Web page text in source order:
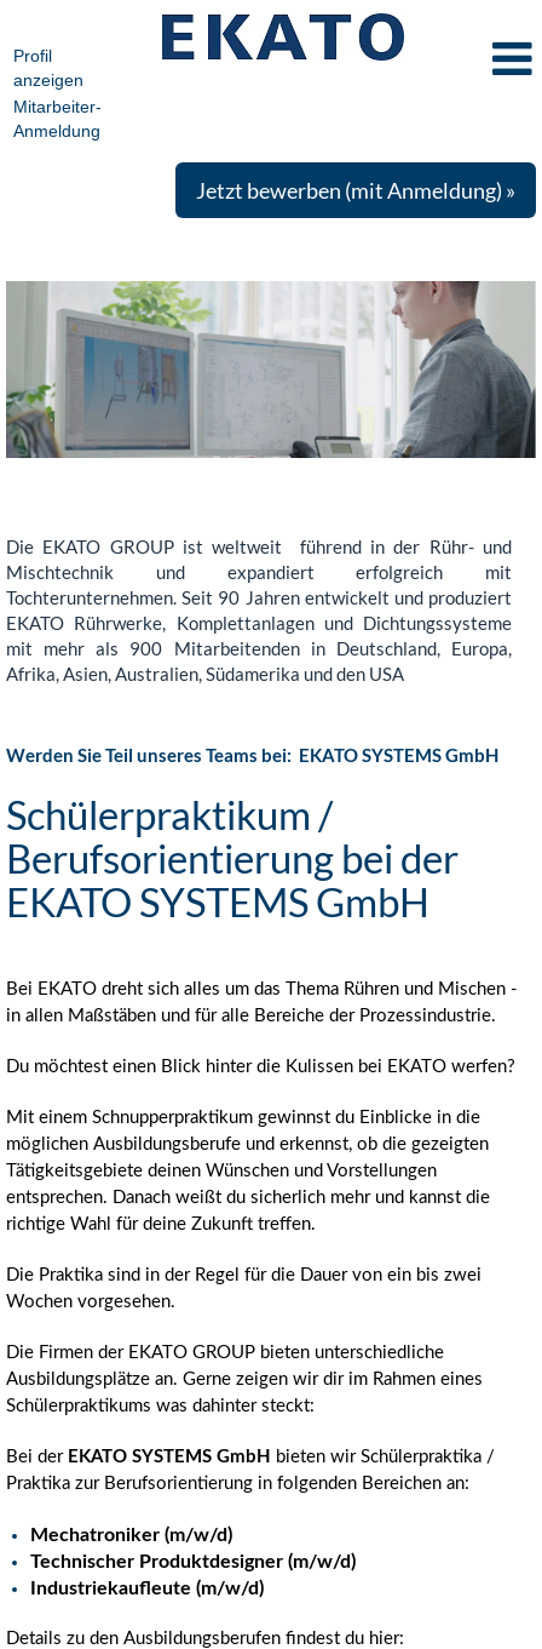
Profil
anzeigen
Mitarbeiter-
Anmeldung
Jetzt bewerben (mit Anmeldung) »
Die EKATO GROUP ist weltweit führend in der Rühr- und
Mischtechnik und expandiert erfolgreich mit
Tochterunternehmen. Seit 90 Jahren entwickelt und produziert
EKATO Rührwerke, Komplettanlagen und Dichtungssysteme
mit mehr als 900 Mitarbeitenden in Deutschland, Europa,
Afrika, Asien, Australien, Südamerika und den USA
Werden Sie Teil unseres Teams bei: EKATO SYSTEMS GmbH
Schülerpraktikum /
Berufsorientierung bei der
EKATO SYSTEMS GmbH
Bei EKATO dreht sich alles um das Thema Rühren und Mischen -
in allen Maßstäben und für alle Bereiche der Prozessindustrie.
Du möchtest einen Blick hinter die Kulissen bei EKATO werfen?
Mit einem Schnupperpraktikum gewinnst du Einblicke in die
möglichen Ausbildungsberufe und erkennst, ob die gezeigten
Tätigkeitsgebiete deinen Wünschen und Vorstellungen
entsprechen. Danach weißt du sicherlich mehr und kannst die
richtige Wahl für deine Zukunft treffen.
Die Praktika sind in der Regel für die Dauer von ein bis zwei
Wochen vorgesehen.
Die Firmen der EKATO GROUP bieten unterschiedliche
Ausbildungsplätze an. Gerne zeigen wir dir im Rahmen eines
Schülerpraktikums was dahinter steckt:
Bei der EKATO SYSTEMS GmbH bieten wir Schülerpraktika /
Praktika zur Berufsorientierung in folgenden Bereichen an:
Mechatroniker (m/w/d)
Technischer Produktdesigner (m/w/d)
Industriekaufleute (m/w/d)
Details zu den Ausbildungsberufen findest du hier: